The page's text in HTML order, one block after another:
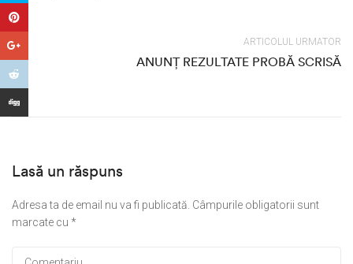
ARTICOLUL URMATOR
ANUNȚ REZULTATE PROBĂ SCRISĂ
Lasă un răspuns
Adresa ta de email nu va fi publicată. Câmpurile obligatorii sunt
marcate cu *